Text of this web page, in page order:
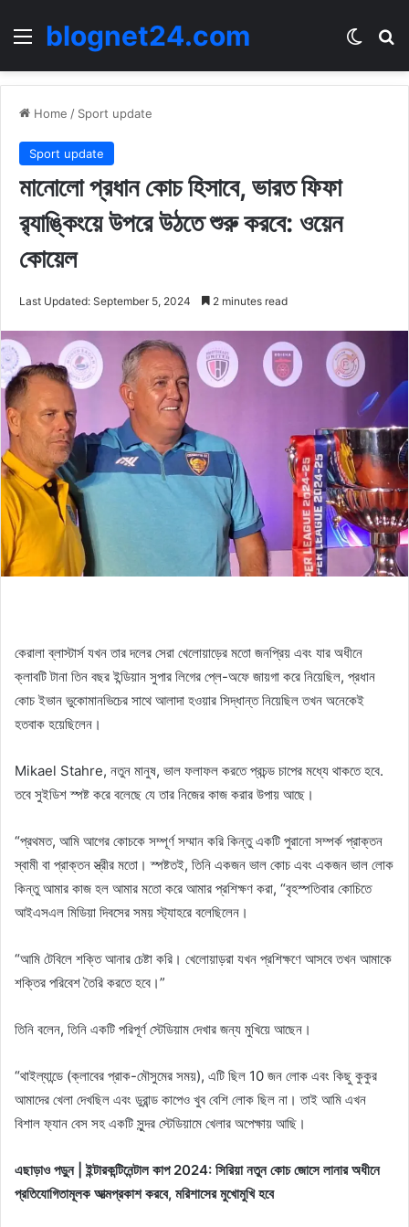
Menublognet24.com
Home / Sport update
Sport update
মানোলো প্রধান কোচ হিসাবে, ভারত ফিফা
র‌্যাঙ্কিংয়ে উপরে উঠতে শুরু করবে: ওয়েন
কোয়েল
Last Updated: September 5, 2024 2 minutes read
কেরালা ব্লাস্টার্স যখন তার দলের সেরা খেলোয়াড়ের মতো জনপ্রিয় এবং যার অধীনে
ক্লাবটি টানা তিন বছর ইন্ডিয়ান সুপার লিগের প্লে-অফে জায়গা করে নিয়েছিল, প্রধান
কোচ ইভান ভুকোমানভিচের সাথে আলাদা হওয়ার সিদ্ধান্ত নিয়েছিল তখন অনেকেই
হতবাক হয়েছিলেন।
Mikael Stahre, নতুন মানুষ, ভাল ফলাফল করতে প্রচন্ড চাপের মধ্যে থাকতে হবে.
তবে সুইডিশ স্পষ্ট করে বলেছে যে তার নিজের কাজ করার উপায় আছে।
“প্রথমত, আমি আগের কোচকে সম্পূর্ণ সম্মান করি কিন্তু একটি পুরানো সম্পর্ক প্রাক্তন
স্বামী বা প্রাক্তন স্ত্রীর মতো। স্পষ্টতই, তিনি একজন ভাল কোচ এবং একজন ভাল লোক
কিন্তু আমার কাজ হল আমার মতো করে আমার প্রশিক্ষণ করা, “বৃহস্পতিবার কোচিতে
আইএসএল মিডিয়া দিবসের সময় স্ট্যাহরে বলেছিলেন।
“আমি টেবিলে শক্তি আনার চেষ্টা করি। খেলোয়াড়রা যখন প্রশিক্ষণে আসবে তখন আমাকে
শক্তির পরিবেশ তৈরি করতে হবে।”
তিনি বলেন, তিনি একটি পরিপূর্ণ স্টেডিয়াম দেখার জন্য মুখিয়ে আছেন।
“থাইল্যান্ডে (ক্লাবের প্রাক-মৌসুমের সময়), এটি ছিল 10 জন লোক এবং কিছু কুকুর
আমাদের খেলা দেখছিল এবং ডুরান্ড কাপেও খুব বেশি লোক ছিল না। তাই আমি এখন
বিশাল ফ্যান বেস সহ একটি সুন্দর স্টেডিয়ামে খেলার অপেক্ষায় আছি।
এছাড়াও পড়ুন | ইন্টারকন্টিনেন্টাল কাপ 2024: সিরিয়া নতুন কোচ জোসে লানার অধীনে
প্রতিযোগিতামূলক আত্মপ্রকাশ করবে, মরিশাসের মুখোমুখি হবে